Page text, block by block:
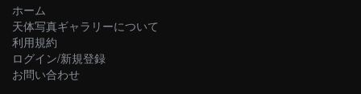
ホーム
天体写真ギャラリーについて
利用規約
ログイン/新規登録
お問い合わせ